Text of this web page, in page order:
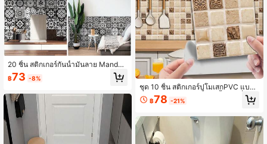
20 ชิ้น สติกเกอร์กันน้ำมันลาย Mandal
a สีขาวดำสำหรับห้องครัว, 20x20 ซ
ม., แบบมีกาวในตัว, สติ๊กเกอร์ติดกระเบื้
ตมุมที่ยืดหยุ่นได้ ตกแต่งห้อง ตกแต่งบ้า
น ตกแต่งผนัง ห้องน้ำ ห้องนอน ของตก
แต่งห้อง ตกแต่งห้องนั่งเล่น ตกแต่งบ้าน
ตกแต่งบ้าน ศิลปะบนผนังห้องนั่งเล่น วอ
ลเปเปอร์กระดาษติดผนัง สติ๊กเกอร์ติดผ
นัง สติ๊กเกอร์ติดผนัง ตกแต่งห้องครัว
฿73 -8%
ชุด 10 ชิ้น สติกเกอร์ปูโมเสกPVC แบบ
ติดเอง สำหรับติดผนังห้องน้ำห้องนั่งเล่น
ครัว วอลเปเปอร์ตกแต่งห้อง ของตกแต่
฿78 -21%